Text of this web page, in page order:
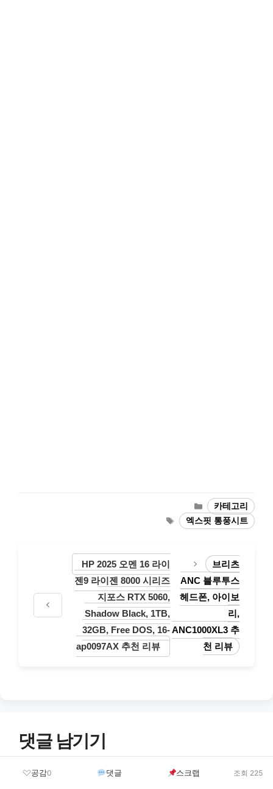
카
테
고
카테고리
태
그
엑스핏 통풍시트
HP 2025 오멘 16 라이
젠9 라이젠 8000 시리즈
지포스 RTX 5060,
Shadow Black, 1TB,
32GB, Free DOS, 16-
ap0097AX 추천 리뷰
브리츠
ANC 블루투스
헤드폰, 아이보
리,
ANC1000XL3 추
천 리뷰
댓글 남기기
댓 공감0 댓글 스크랩 조회 225